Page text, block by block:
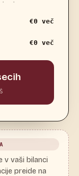
·
€0 več
€0 več
v vaši bilanci
preide na